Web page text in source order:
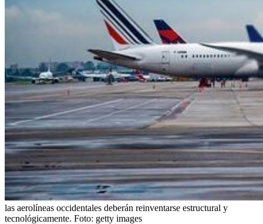
las aerolíneas occidentales deberán reinventarse estructural y
tecnológicamente. Foto: getty images